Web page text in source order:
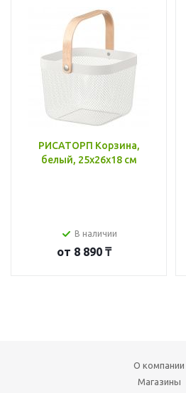
РИСАТОРП Корзина,
белый, 25x26x18 см
В наличии
от 8 890 ₸
О компании
Магазины